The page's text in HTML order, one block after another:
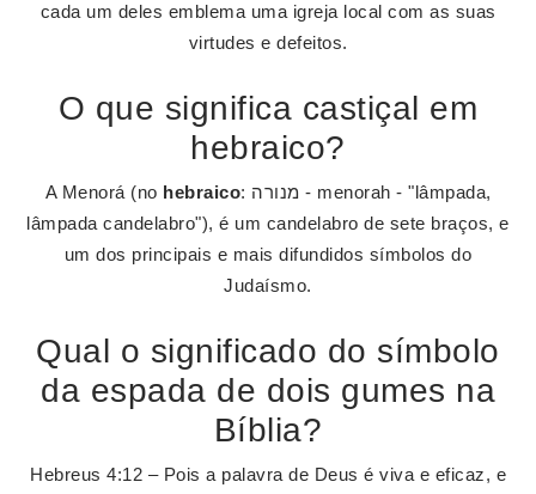
cada um deles emblema uma igreja local com as suas
virtudes e defeitos.
O que significa castiçal em
hebraico?
A Menorá (no hebraico: מנורה - menorah - "lâmpada,
lâmpada candelabro"), é um candelabro de sete braços, e
um dos principais e mais difundidos símbolos do
Judaísmo.
Qual o significado do símbolo
da espada de dois gumes na
Bíblia?
Hebreus 4:12 – Pois a palavra de Deus é viva e eficaz, e